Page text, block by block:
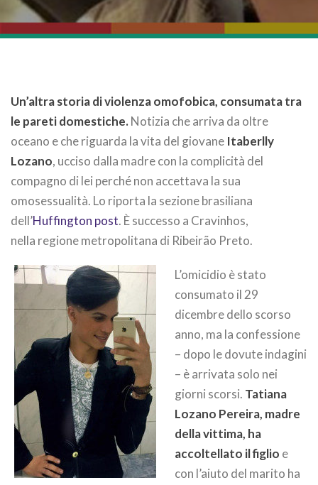
Un’altra storia di violenza omofobica, consumata tra
le pareti domestiche.Notizia che arriva da oltre
oceano e che riguarda la vita del giovane Itaberlly
Lozano, ucciso dalla madre con la complicità del
compagno di lei perché non accettava la sua
omosessualità. Lo riporta la sezione brasiliana
dell’Huffington post. È successo a Cravinhos,
nella regione metropolitana di Ribeirão Preto.
L’omicidio è stato
consumato il 29
dicembre dello scorso
anno, ma la confessione
– dopo le dovute indagini
– è arrivata solo nei
giorni scorsi. Tatiana
Lozano Pereira, madre
della vittima, ha
accoltellato il figlio e
con l’aiuto del marito ha